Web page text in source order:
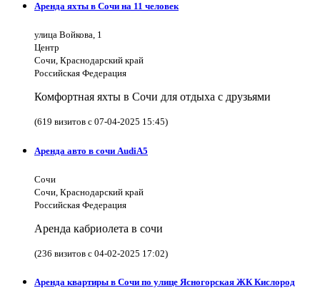
Аренда яхты в Сочи на 11 человек
улица Войкова, 1
Центр
Сочи, Краснодарский край
Российская Федерация
Комфортная яхты в Сочи для отдыха с друзьями
(619 визитов с 07-04-2025 15:45)
Аренда авто в сочи AudiA5
Сочи
Сочи, Краснодарский край
Российская Федерация
Аренда кабриолета в сочи
(236 визитов с 04-02-2025 17:02)
Аренда квартиры в Сочи по улице Ясногорская ЖК Кислород